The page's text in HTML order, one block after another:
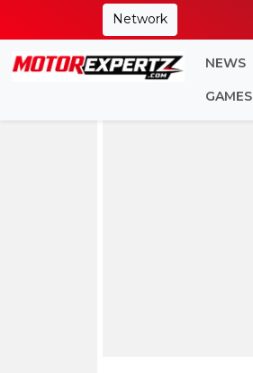
Network
NEWS
GAMES